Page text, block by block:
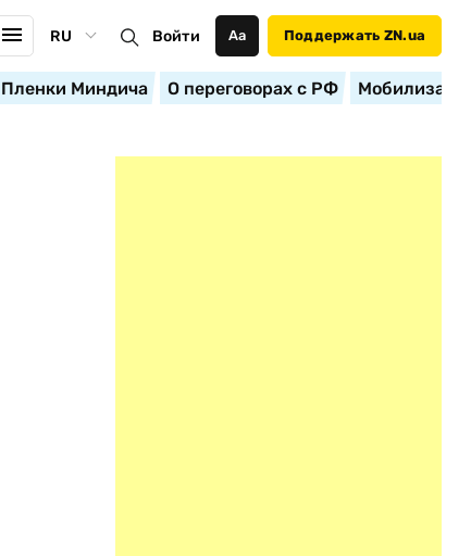
RU Войти Аа Поддержать ZN.ua
Пленки Миндича О переговорах с РФ